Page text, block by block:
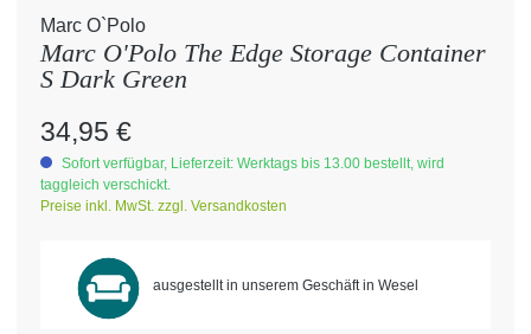
Marc O`Polo
Marc O'Polo The Edge Storage Container
S Dark Green
Regulärer Preis:
34,95 €
Sofort verfügbar, Lieferzeit: Werktags bis 13.00 bestellt, wird
taggleich verschickt.
Preise inkl. MwSt. zzgl. Versandkosten
ausgestellt in unserem Geschäft in Wesel